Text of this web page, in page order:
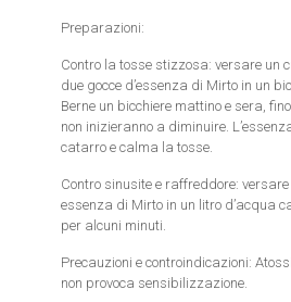
Preparazioni:
Contro la tosse stizzosa: versare un
due gocce d’essenza di Mirto in un
Berne un bicchiere mattino e sera,
non inizieranno a diminuire.
catarro e calma la tosse.
Contro sinusite e raffreddore:
essenza di Mirto in un litro d’acqua
per alcuni minuti.
Precauzioni e controindicazioni:
non provoca sensibilizzazione.